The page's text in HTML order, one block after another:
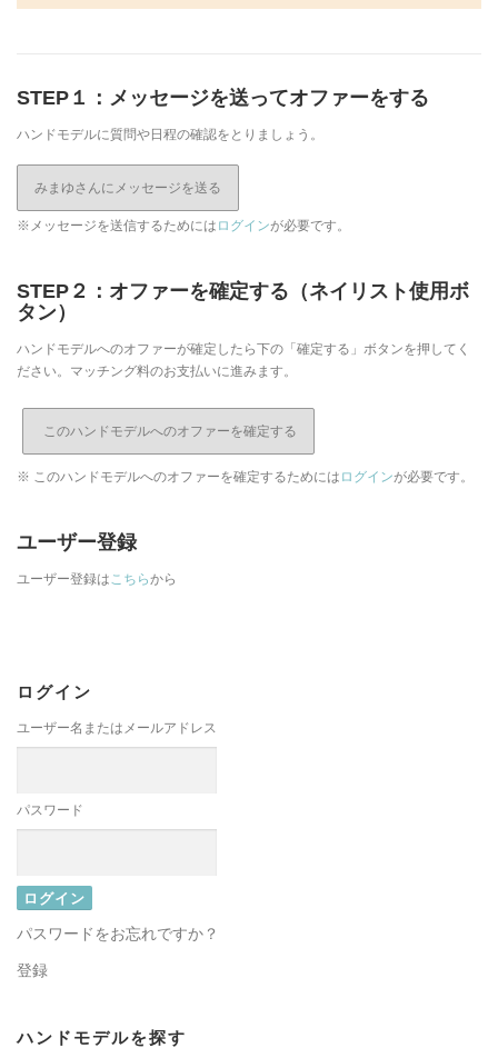
STEP１：メッセージを送ってオファーをする
ハンドモデルに質問や日程の確認をとりましょう。
みまゆさんにメッセージを送る
※メッセージを送信するためには ログインが必要です。
STEP２：オファーを確定する（ネイリスト使用ボ
タン）
ハンドモデルへのオファーが確定したら下の「確定する」ボタンを押してく
ださい。マッチング料のお支払いに進みます。
※ このハンドモデルへのオファーを確定するためには ログインが必要です。
ユーザー登録
ユーザー登録はこちらから
ログイン
ユーザー名またはメールアドレス
パスワード
パスワードをお忘れですか？
登録
ハンドモデルを探す